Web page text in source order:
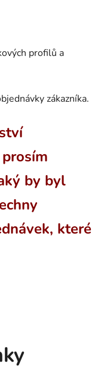
profilů a
zákazníka.
by byl
které